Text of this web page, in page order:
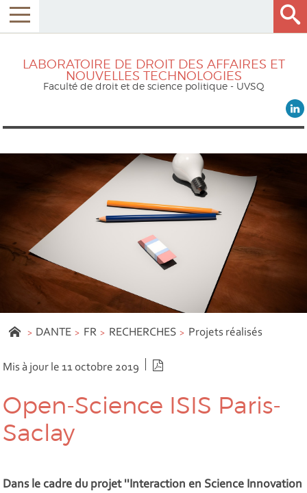
LABORATOIRE DE DROIT DES AFFAIRES ET
NOUVELLES TECHNOLOGIES
Faculté de droit et de science politique - UVSQ
DANTE FR RECHERCHES Projets réalisés
Mis à jour le 11 octobre 2019
Open-Science ISIS Paris-
Saclay
Dans le cadre du projet ''Interaction en Science Innovation